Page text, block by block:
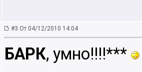
#3 От 04/12/2010 14:04
БАРК, умно!!!!***